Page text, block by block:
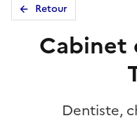
Retour
Cabinet
Dentiste,